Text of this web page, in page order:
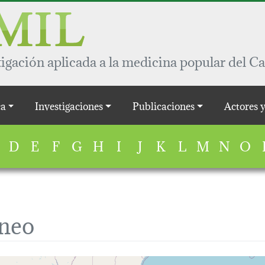
aplicada a la medicina popular del
Investigaciones Publicaciones Actores
D E F G H I J K L M N O